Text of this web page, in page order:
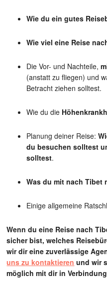
Wie du ein gutes
Wie viel eine Reise
Die Vor- und Nachteile,
(anstatt zu fliegen) und
Betracht ziehen solltest.
Wie du die
Planung deiner Reise:
du besuchen solltest
solltest.
Was du mit nach Tibet
Einige allgemeine
Wenn du eine Reise nach
sicher bist, welches
wir dir eine zuverlässige
uns zu kontaktieren und wir
möglich mit dir in